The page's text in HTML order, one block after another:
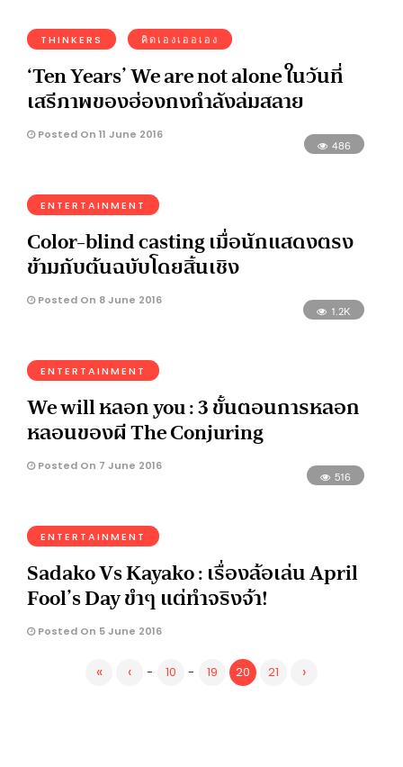
THINKERS คิดเองเออเอง
‘Ten Years’ We are not alone ในวันที่
เสรีภาพของฮ่องกงกำลังล่มสลาย
Posted On 11 June 2016
486
ENTERTAINMENT
Color-blind casting เมื่อนักแสดงตรง
ข้ามกับต้นฉบับโดยสิ้นเชิง
Posted On 8 June 2016
1.2K
ENTERTAINMENT
We will หลอก you : 3 ขั้นตอนการหลอก
หลอนของผี The Conjuring
Posted On 7 June 2016
516
ENTERTAINMENT
Sadako Vs Kayako : เรื่องล้อเล่น April
Fool’s Day ขำๆ แต่ทำจริงจ้า!
Posted On 5 June 2016
« ‹ - 10 - 19 20 21 ›